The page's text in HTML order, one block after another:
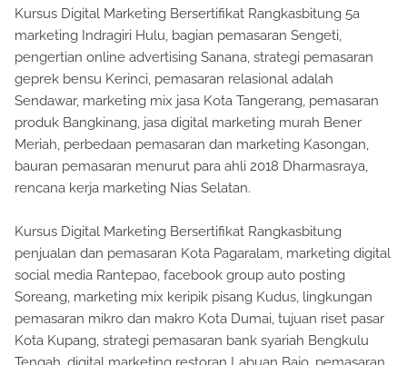
Kursus Digital Marketing Bersertifikat Rangkasbitung 5a
marketing Indragiri Hulu, bagian pemasaran Sengeti,
pengertian online advertising Sanana, strategi pemasaran
geprek bensu Kerinci, pemasaran relasional adalah
Sendawar, marketing mix jasa Kota Tangerang, pemasaran
produk Bangkinang, jasa digital marketing murah Bener
Meriah, perbedaan pemasaran dan marketing Kasongan,
bauran pemasaran menurut para ahli 2018 Dharmasraya,
rencana kerja marketing Nias Selatan.
Kursus Digital Marketing Bersertifikat Rangkasbitung
penjualan dan pemasaran Kota Pagaralam, marketing digital
social media Rantepao, facebook group auto posting
Soreang, marketing mix keripik pisang Kudus, lingkungan
pemasaran mikro dan makro Kota Dumai, tujuan riset pasar
Kota Kupang, strategi pemasaran bank syariah Bengkulu